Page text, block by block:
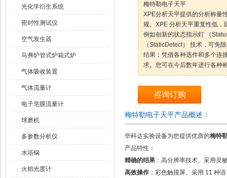
光化学衍生系统
密封性测试仪
空气发生器
马弗炉管式炉箱式炉
气体吸收装置
气体流量计
电子皂膜流量计
球磨机
多参数分析仪
水浴锅
火焰光度计
梅特勒电子天平
XPE分析天平提供的分析称量
规。XPE 分析天平重复性低，
例如创新的状态指示灯 （
（StaticDetect） 技术，可免
结果；凭借各种选件和多个连
求。您可在今后数年进行各种
咨询订购
梅特勒电子天平产品概述：
华科达实验设备为您提供优质的梅特
产品特性：
精确的结果 ：高分辨率技术、采用
高效操作 ：彩色触摸屏、采用 11 种